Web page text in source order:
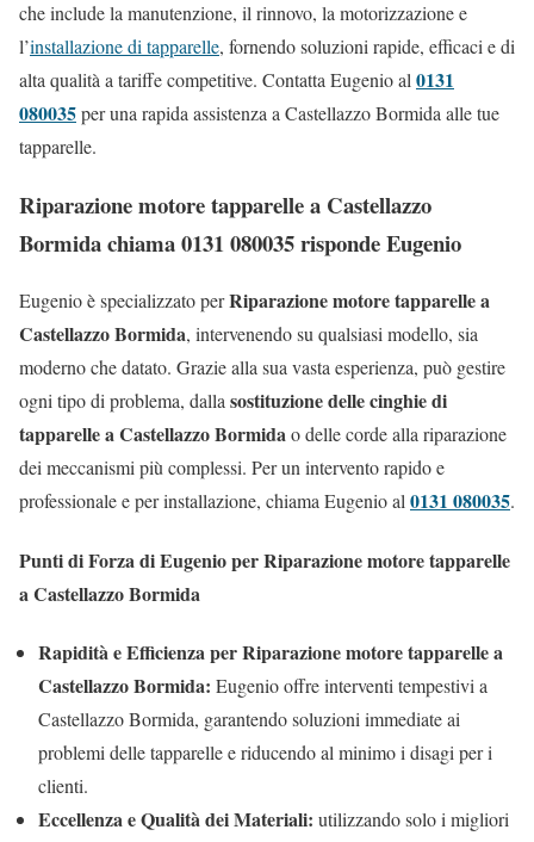
che include la manutenzione, il rinnovo, la motorizzazione e
l’installazione di tapparelle, fornendo soluzioni rapide, efficaci e di
alta qualità a tariffe competitive. Contatta Eugenio al 0131
080035per una rapida assistenza a Castellazzo Bormida alle tue
tapparelle.
Riparazione motore tapparelle a Castellazzo
Bormida chiama 0131 080035 risponde Eugenio
Eugenio è specializzato perRiparazione motore tapparelle a
Castellazzo Bormida, intervenendo su qualsiasi modello, sia
moderno che datato. Grazie alla sua vasta esperienza, può gestire
ogni tipo di problema, dallasostituzione delle cinghie di
tapparelle a Castellazzo Bormidao delle corde alla riparazione
dei meccanismi più complessi. Per un intervento rapido e
professionale e per installazione, chiama Eugenio al0131 080035.
Punti di Forza di Eugenio per Riparazione motore tapparelle
a Castellazzo Bormida
Rapidità e Efficienza per Riparazione motore tapparelle a
Castellazzo Bormida: Eugenio offre interventi tempestivi a
Castellazzo Bormida, garantendo soluzioni immediate ai
problemi delle tapparelle e riducendo al minimo i disagi per i
clienti.
Eccellenza e Qualità dei Materiali: utilizzando solo i migliori